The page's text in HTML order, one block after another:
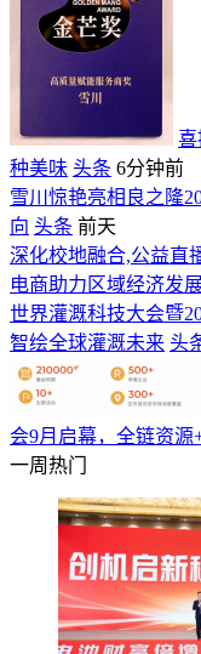
喜
种美味 头条 6分钟前
雪川惊艳亮相良之隆
向 头条 前天
深化校地融合,公益
电商助力区域经济发
世界灌溉科技大会暨
智绘全球灌溉未来 头
会9月启幕，全链资
一周热门